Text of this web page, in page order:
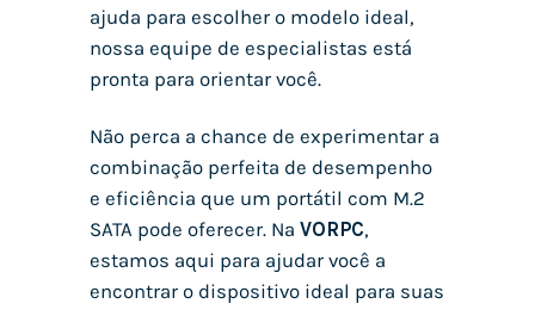
ajuda para escolher o modelo ideal,
nossa equipe de especialistas está
pronta para orientar você.
Não perca a chance de experimentar a
combinação perfeita de desempenho
e eficiência que um portátil com M.2
SATA pode oferecer. Na VORPC,
estamos aqui para ajudar você a
encontrar o dispositivo ideal para suas